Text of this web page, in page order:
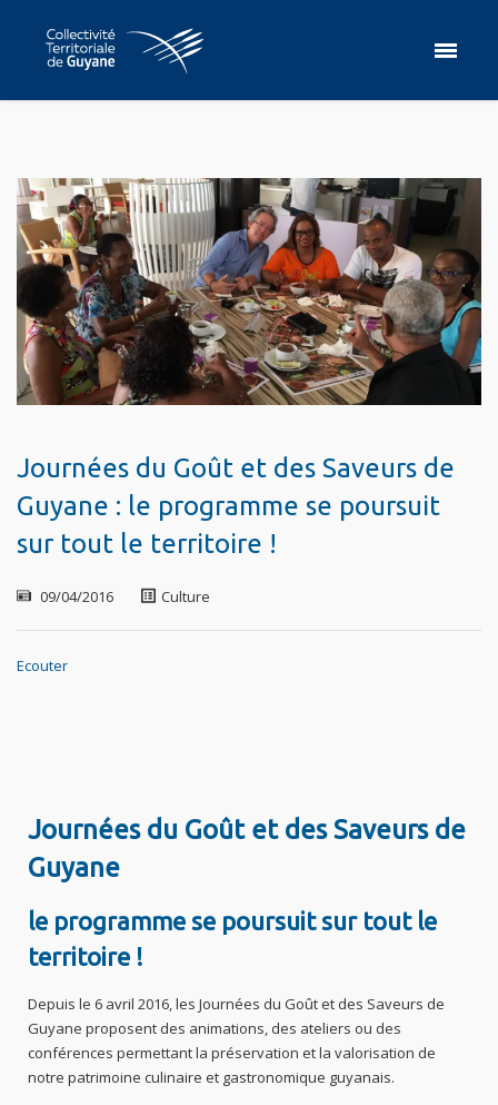
Journées du Goût et des Saveurs de
Guyane : le programme se poursuit
sur tout le territoire !
09/04/2016 Culture
Ecouter
Journées du Goût et des Saveurs de
Guyane
le programme se poursuit sur tout le
territoire !
Depuis le 6 avril 2016, les Journées du Goût et des Saveurs de
Guyane proposent des animations, des ateliers ou des
conférences permettant la préservation et la valorisation de
notre patrimoine culinaire et gastronomique guyanais.